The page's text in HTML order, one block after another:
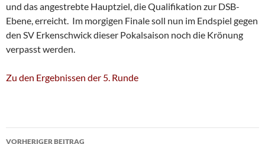
und das angestrebte Hauptziel, die Qualifikation zur DSB-
Ebene, erreicht. Im morgigen Finale soll nun im Endspiel gegen
den SV Erkenschwick dieser Pokalsaison noch die Krönung
verpasst werden.
Zu den Ergebnissen der 5. Runde
Beitragsnavigation
VORHERIGER BEITRAG